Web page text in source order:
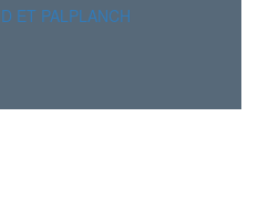
ET PALPLANCH